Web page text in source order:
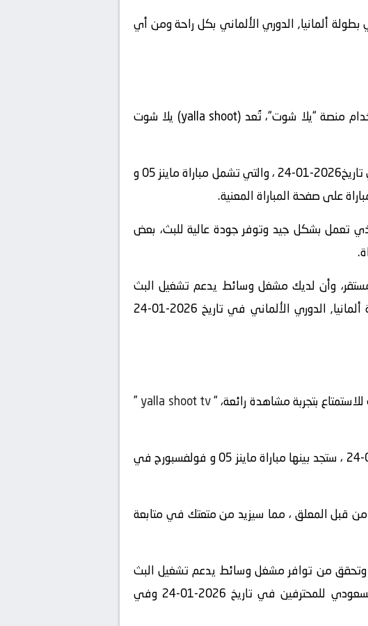
يمكنك الاستمتاع بمتابعة مباراة ماينز 05 و فولفسبورج في بطولة ألمانيا, الدوري الألماني بكل راحة ومن أي
، يمكنك استخدام منصة “يلا شوت“، تُعد (yalla shoot) يلا شوت
” على الإنترنت واستعرض قائمة المباريات المباشرة المتاحة في تاريخ2026-01-24 ، والتي تشمل مباراة ماينز 05 و
على صفحة المباراة المعنية.
تعمل بشكل جيد وتوفر جودة عالية للبث، بعض
وأن لديك مشغل وسائط يدعم تشغيل البث
المباشر، يمكنك الاستمتاع بمشاهدة المباراة المشوقة بين ماينز 05 و فولفسبورج في بطولة ألمانيا, الدوري الألماني في تاريخ 2026-01-24
yalla shoot tv
”
” واستعرض قائمة المباريات المباشرة المتاحة في تاريخ 2026-01-24 ، ستجد بينها مباراة ماينز 05 و فولفسبورج في
من قبل المعلق ، مما سيزيد من متعتك في متابعة
وتحقق من توافر مشغل وسائط يدعم تشغيل البث
المباشر، استمتع بمشاهدة المباراة المثيرة بين ماينز 05 و فولفسبورج في بطولة الدوري السعودي للمحترفين في تاريخ 2026-01-24 وفي